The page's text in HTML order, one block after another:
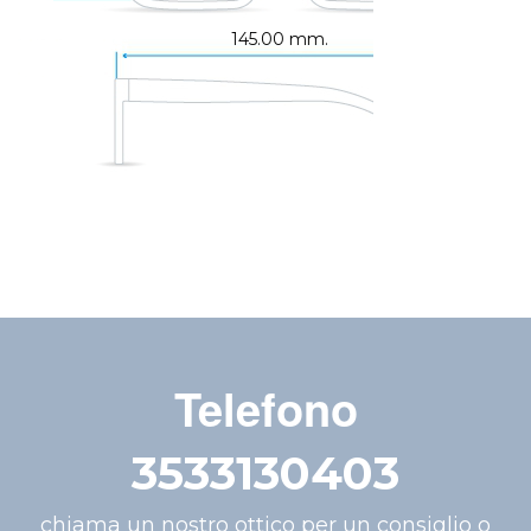
145.00 mm.
Telefono
3533130403
chiama un nostro ottico per un consiglio o